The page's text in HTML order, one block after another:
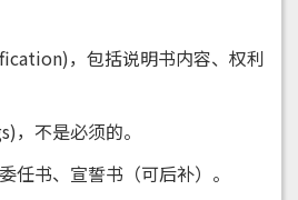
，包括说明书内容、权利
不是必须的。
书、宣誓书（可后补）。